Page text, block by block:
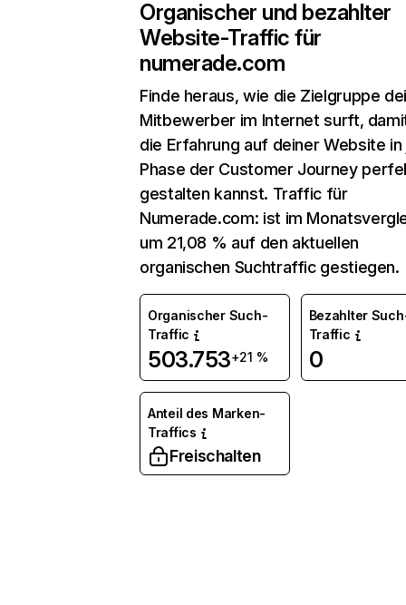
Organischer und bezahlter
Website-Traffic für
numerade.com
Finde heraus, wie die Zielgruppe
Mitbewerber im Internet surft,
die Erfahrung auf deiner Website
Phase der Customer Journey
gestalten kannst. Traffic für
Numerade.com: ist im
um 21,08 % auf den aktuellen
organischen Suchtraffic gestiegen.
Organischer Such-
Traffic
503.753+21 %
Bezahlter
Traffic
0
Anteil des Marken-
Traffics
Freischalten